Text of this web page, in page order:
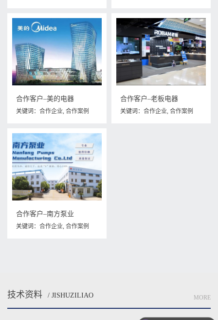
合作客户–美的电器
关键词： 合作企业, 合作案例
合作客户–老板电器
关键词： 合作企业, 合作案例
合作客户–南方泵业
关键词： 合作企业, 合作案例
技术资料 / JISHUZILIAO MORE